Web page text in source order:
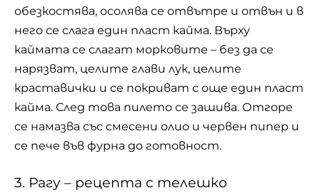
обезкостява, осолява се отвътре и отвън и в
него се слага един пласт кайма. Върху
каймата се слагат морковите – без да се
нарязват, целите глави лук, целите
краставички и се покриват с още един пласт
кайма. След това пилето се зашива. Отгоре
се намазва със смесени олио и червен пипер и
се пече във фурна до готовност.
3. Рагу – рецепта с телешко